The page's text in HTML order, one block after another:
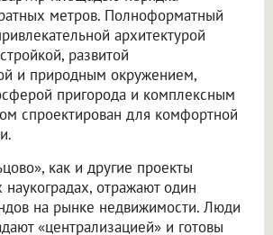
метров. Полноформатный
архитектурой
развитой
и природным окружением,
пригорода и комплексным
спроектирован для комфортной
как и другие проекты
отражают один
на рынке недвижимости. Люди
«централизацией» и готовы